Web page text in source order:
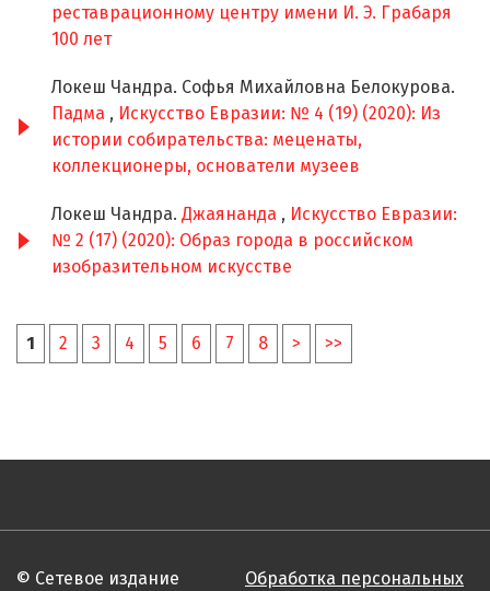
реставрационному центру имени И. Э. Грабаря
100 лет
Локеш Чандра. Софья Михайловна Белокурова.
Падма , Искусство Евразии: № 4 (19) (2020): Из
истории собирательства: меценаты,
коллекционеры, основатели музеев
Локеш Чандра. Джаянанда , Искусство Евразии:
№ 2 (17) (2020): Образ города в российском
изобразительном искусстве
1 2 3 4 5 6 7 8 > >>
© Сетевое издание Обработка персональных